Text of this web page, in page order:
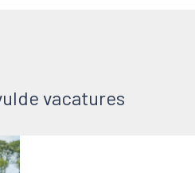
vacatures